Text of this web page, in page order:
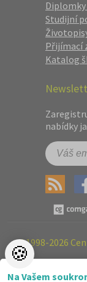
Studijní
Přijímací
Katalog
nabídky
©1998-2026
🍪
Na Vašem